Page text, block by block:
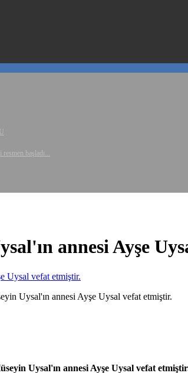
başladı...
annesi Ayşe
Uysal'ın annesi Ayşe Uysal vefat etmiştir.
Uysal'ın annesi Ayşe Uysal vefat